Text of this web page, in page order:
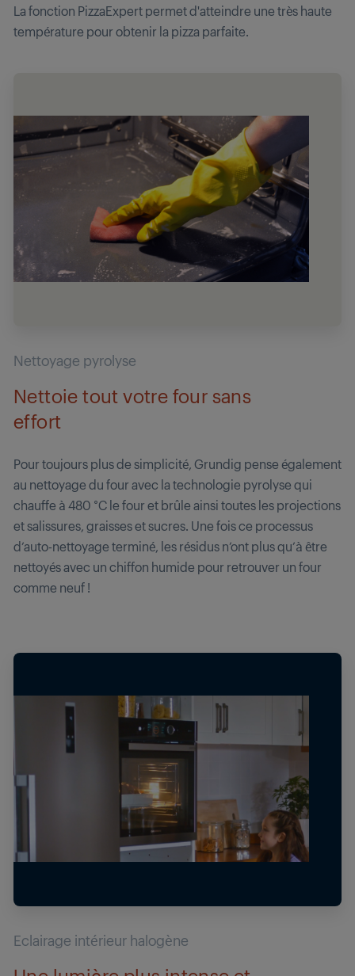
La fonction PizzaExpert permet d'atteindre une très haute
température pour obtenir la pizza parfaite.
Nettoyage pyrolyse
Nettoie tout votre four sans
effort
Pour toujours plus de simplicité, Grundig pense également
au nettoyage du four avec la technologie pyrolyse qui
chauffe à 480 °C le four et brûle ainsi toutes les projections
et salissures, graisses et sucres. Une fois ce processus
d’auto-nettoyage terminé, les résidus n’ont plus qu’à être
nettoyés avec un chiffon humide pour retrouver un four
comme neuf !
Eclairage intérieur halogène